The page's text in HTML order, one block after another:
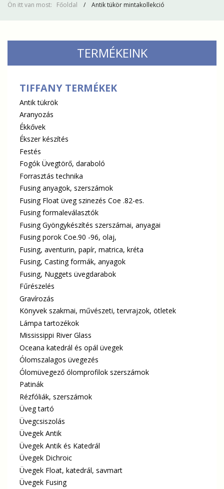
Ön itt van most: Főoldal Antik tükör mintakollekció
TERMÉKEINK
TIFFANY TERMÉKEK
Antik tükrök
Aranyozás
Ékkővek
Ékszer készítés
Festés
Fogók Üvegtörő, daraboló
Forrasztás technika
Fusing anyagok, szerszámok
Fusing Float üveg szinezés Coe .82-es.
Fusing formaleválasztók
Fusing Gyöngykészítés szerszámai, anyagai
Fusing porok Coe.90 -96, olaj,
Fusing, aventurin, papír, matrica, kréta
Fusing, Casting formák, anyagok
Fusing, Nuggets üvegdarabok
Fűrészelés
Gravírozás
Könyvek szakmai, művészeti, tervrajzok, ötletek
Lámpa tartozékok
Mississippi River Glass
Oceana katedrál és opál üvegek
Ólomszalagos üvegezés
Ólomüvegező ólomprofilok szerszámok
Patinák
Rézfóliák, szerszámok
Üveg tartó
Üvegcsiszolás
Üvegek Antik
Üvegek Antik és Katedrál
Üvegek Dichroic
Üvegek Float, katedrál, savmart
Üvegek Fusing